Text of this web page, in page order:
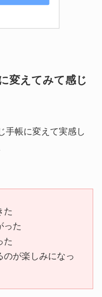
変えてみて感じ
手帳に変えて実感し
た
った
た
のが楽しみになっ